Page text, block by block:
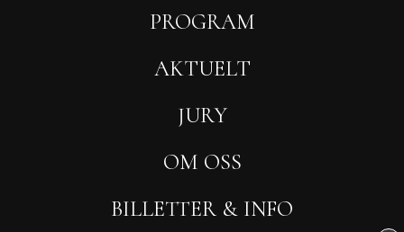
PROGRAM
AKTUELT
JURY
OM OSS
BILLETTER & INFO